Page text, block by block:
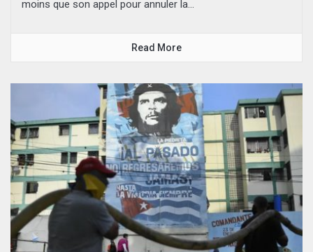
moins que son appel pour annuler la...
Read More